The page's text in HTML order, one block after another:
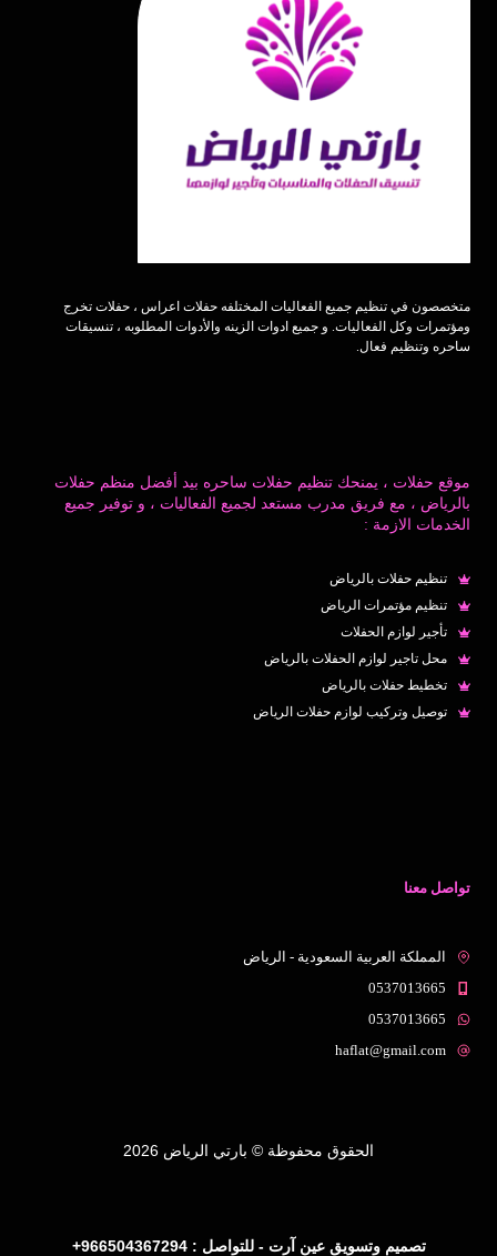
متخصصون في تنظيم جميع الفعاليات المختلفه حفلات اعراس ، حفلات تخرج
ومؤتمرات وكل الفعاليات. و جميع ادوات الزينه والأدوات المطلوبه ، تنسيقات
ساحره وتنظيم فعال.
موقع حفلات ، يمنحك تنظيم حفلات ساحره بيد أفضل منظم حفلات
بالرياض ، مع فريق مدرب مستعد لجميع الفعاليات ، و توفير جميع
الخدمات الازمة :
تنظيم حفلات بالرياض
تنظيم مؤتمرات الرياض
تأجير لوازم الحفلات
محل تاجير لوازم الحفلات بالرياض
تخطيط حفلات بالرياض
توصيل وتركيب لوازم حفلات الرياض
تواصل معنا
المملكة العربية السعودية - الرياض
0537013665
0537013665
haflat@gmail.com
الحقوق محفوظة © بارتي الرياض 2026
تصميم وتسويق عين آرت - للتواصل : 966504367294+